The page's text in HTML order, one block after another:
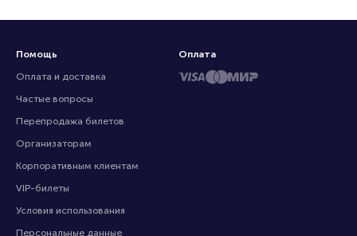
Помощь
Оплата и доставка
Частые вопросы
Перепродажа билетов
Организаторам
Корпоративным клиентам
VIP-билеты
Условия использования
Персональные данные
Оплата